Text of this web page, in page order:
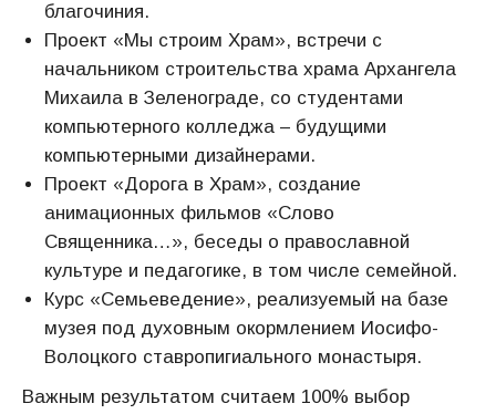
благочиния.
Проект «Мы строим Храм», встречи с
начальником строительства храма Архангела
Михаила в Зеленограде, со студентами
компьютерного колледжа – будущими
компьютерными дизайнерами.
Проект «Дорога в Храм», создание
анимационных фильмов «Слово
Священника…», беседы о православной
культуре и педагогике, в том числе семейной.
Курс «Семьеведение», реализуемый на базе
музея под духовным окормлением Иосифо-
Волоцкого ставропигиального монастыря.
Важным результатом считаем 100% выбор